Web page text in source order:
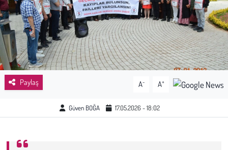
Paylaş A- A+
Güven BOĞA 17.05.2026 - 18:02
Spor
Çocuk
Kültür Sanat
Bilim - Teknoloji
İnsan Hakları
Hayvan Hakları